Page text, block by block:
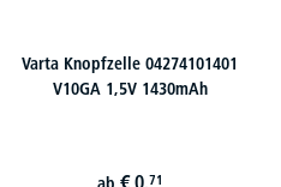
Varta Knopfzelle 04274101401
V10GA 1,5V 1430mAh
€ 0,71